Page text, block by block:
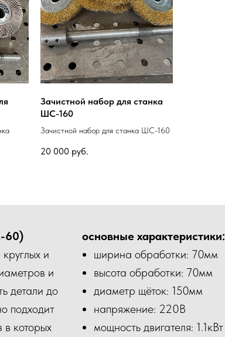
Зачистной набор для станка
ШС-160
Зачистной набор для станка ШС-160
20 000 руб.
60)
и
и
детали до
подходит
в которых
основные характеристики:
ширина обработки: 70мм
высота обработки: 70мм
диаметр щёток: 150мм
напряжение: 220В
мощность двигателя: 1.1кВт